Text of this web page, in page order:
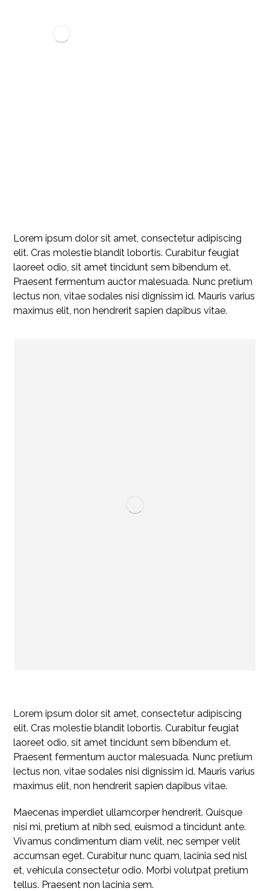
Lorem ipsum dolor sit amet, consectetur adipiscing
elit. Cras molestie blandit lobortis. Curabitur feugiat
laoreet odio, sit amet tincidunt sem bibendum et.
Praesent fermentum auctor malesuada. Nunc pretium
lectus non, vitae sodales nisi dignissim id. Mauris varius
maximus elit, non hendrerit sapien dapibus vitae.
Lorem ipsum dolor sit amet, consectetur adipiscing
elit. Cras molestie blandit lobortis. Curabitur feugiat
laoreet odio, sit amet tincidunt sem bibendum et.
Praesent fermentum auctor malesuada. Nunc pretium
lectus non, vitae sodales nisi dignissim id. Mauris varius
maximus elit, non hendrerit sapien dapibus vitae.
Maecenas imperdiet ullamcorper hendrerit. Quisque
nisi mi, pretium at nibh sed, euismod a tincidunt ante.
Vivamus condimentum diam velit, nec semper velit
accumsan eget. Curabitur nunc quam, lacinia sed nisl
et, vehicula consectetur odio. Morbi volutpat pretium
tellus. Praesent non lacinia sem.